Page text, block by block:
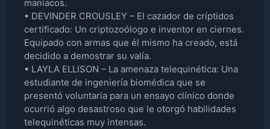
maníacos.
• DEVINDER CROUSLEY – El cazador de críptidos
certificado: Un criptozoólogo e inventor en ciernes.
Equipado con armas que él mismo ha creado, está
decidido a demostrar su valía.
• LAYLA ELLISON – La amenaza telequinética: Una
estudiante de ingeniería biomédica que se
presentó voluntaria para un ensayo clínico donde
ocurrió algo desastroso que le otorgó habilidades
telequinéticas muy intensas.